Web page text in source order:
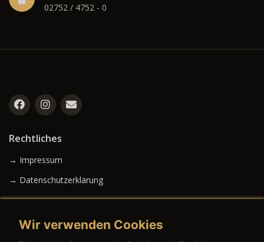
02752 / 4752 - 0
Rechtliches
→ Impressum
→ Datenschutzerklärung
Wir verwenden Cookies